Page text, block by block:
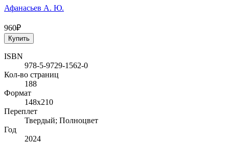
Афанасьев А. Ю.
960₽
Купить
ISBN
978-5-9729-1562-0
Кол-во страниц
188
Формат
148x210
Переплет
Твердый; Полноцвет
Год
2024